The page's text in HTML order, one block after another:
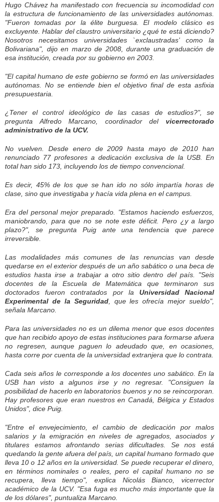
Hugo Chávez ha manifestado con frecuencia su incomodidad con
la estructura de funcionamiento de las universidades autónomas.
"Fueron tomadas por la élite burguesa. El modelo clásico es
excluyente. Hablar del claustro universitario ¿qué te está diciendo?
Nosotros necesitamos universidades `exclaustradas’ como la
Bolivariana", dijo en marzo de 2008, durante una graduación de
esa institución, creada por su gobierno en 2003.
"El capital humano de este gobierno se formó en las universidades
autónomas. No se entiende bien el objetivo final de esta asfixia
presupuestaria.
¿Tener el control ideológico de las casas de estudios?", se
pregunta Alfredo Marcano, coordinador del vicerrectorado
administrativo de la UCV.
No vuelven. Desde enero de 2009 hasta mayo de 2010 han
renunciado 77 profesores a dedicación exclusiva de la USB. En
total han sido 173, incluyendo los de tiempo convencional.
Es decir, 45% de los que se han ido no sólo impartía horas de
clase, sino que investigaba y hacía vida plena en el campus.
Era del personal mejor preparado. "Estamos haciendo esfuerzos,
maniobrando, para que no se note este déficit. Pero ¿y a largo
plazo?", se pregunta Puig ante una tendencia que parece
irreversible.
Las modalidades más comunes de las renuncias van desde
quedarse en el exterior después de un año sabático o una beca de
estudios hasta irse a trabajar a otro sitio dentro del país. "Seis
docentes de la Escuela de Matemática que terminaron sus
doctorados fueron contratados por la Universidad Nacional
Experimental de la Seguridad, que les ofrecía mejor sueldo",
señala Marcano.
Para las universidades no es un dilema menor que esos docentes
que han recibido apoyo de estas instituciones para formarse afuera
no regresen, aunque paguen lo adeudado que, en ocasiones,
hasta corre por cuenta de la universidad extranjera que lo contrata.
Cada seis años le corresponde a los docentes uno sabático. En la
USB han visto a algunos irse y no regresar. "Consiguen la
posibilidad de hacerlo en laboratorios buenos y no se reincorporan.
Hay profesores que eran nuestros en Canadá, Bélgica y Estados
Unidos", dice Puig.
"Entre el envejecimiento, el cambio de dedicación por malos
salarios y la emigración en niveles de agregados, asociados y
titulares estamos afrontando serias dificultades. Se nos está
quedando la gente afuera del país, un capital humano formado que
lleva 10 o 12 años en la universidad. Se puede recuperar el dinero,
en términos nominales o reales, pero el capital humano no se
recupera, lleva tiempo", explica Nicolás Bianco, vicerrector
académico de la UCV. "Esa fuga es mucho más importante que la
de los dólares", puntualiza Marcano.